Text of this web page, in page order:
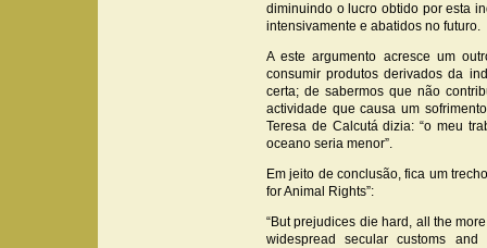
diminuindo o lucro obtido por esta
intensivamente e abatidos no futuro.
A este argumento acresce um
consumir produtos derivados da
certa; de sabermos que não
actividade que causa um
Teresa de Calcutá dizia: “o meu
oceano seria menor”.
Em jeito de conclusão, fica um
for Animal Rights”:
“But prejudices die hard, all the
widespread secular customs